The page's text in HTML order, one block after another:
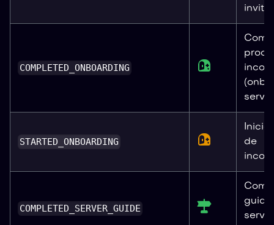
COMPLETED_ONBOARDING
STARTED_ONBOARDING
Inicio
de
COMPLETED_SERVER_GUIDE
guia